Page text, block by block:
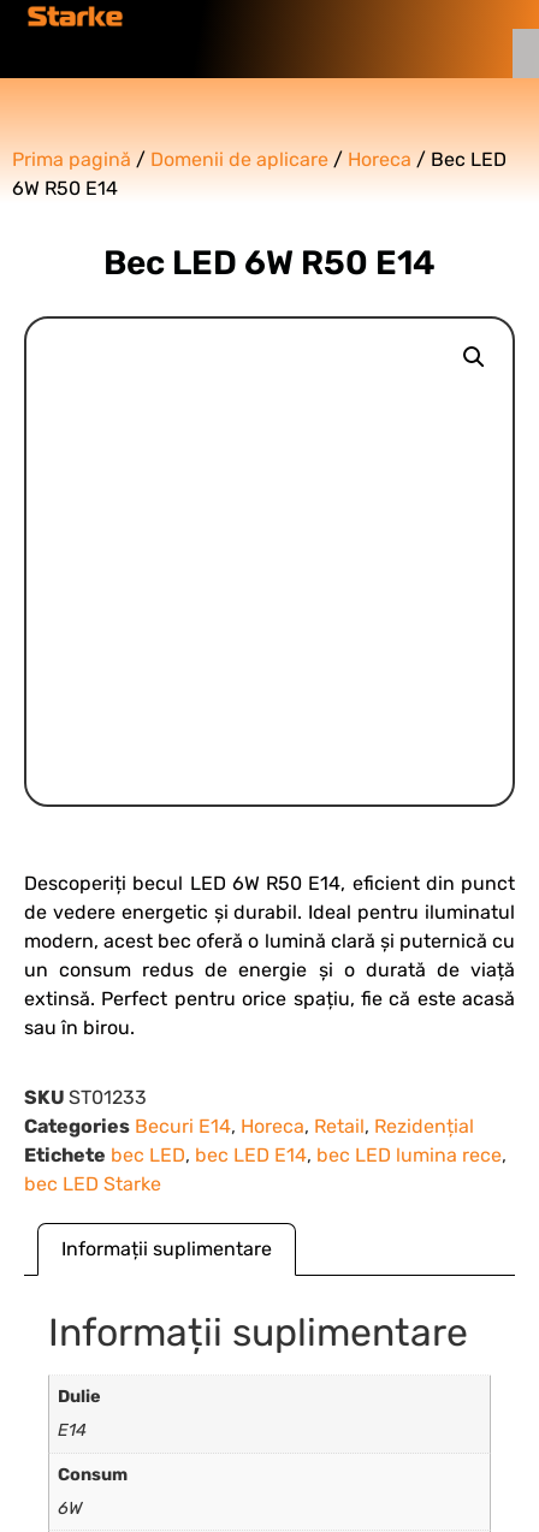
Prima pagină / Domenii de aplicare / Horeca / Bec LED
6W R50 E14
Bec LED 6W R50 E14
Descoperiți becul LED 6W R50 E14, eficient din punct
de vedere energetic și durabil. Ideal pentru iluminatul
modern, acest bec oferă o lumină clară și puternică cu
un consum redus de energie și o durată de viață
extinsă. Perfect pentru orice spațiu, fie că este acasă
sau în birou.
SKU ST01233
Categories Becuri E14, Horeca, Retail, Rezidențial
Etichete bec LED, bec LED E14, bec LED lumina rece,
bec LED Starke
Informații suplimentare
Informații suplimentare
Dulie
E14
Consum
6W